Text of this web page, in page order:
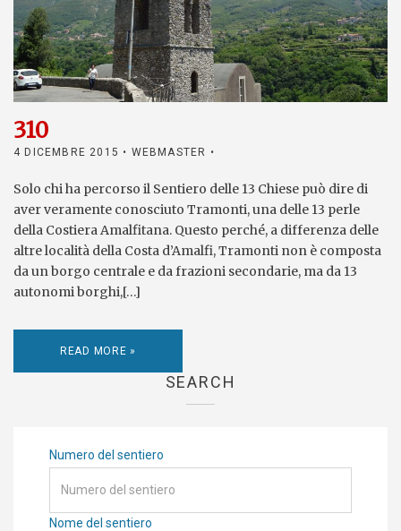
310
4 DICEMBRE 2015 • WEBMASTER •
Solo chi ha percorso il Sentiero delle 13 Chiese può dire di
aver veramente conosciuto Tramonti, una delle 13 perle
della Costiera Amalfitana. Questo perché, a differenza delle
altre località della Costa d’Amalfi, Tramonti non è composta
da un borgo centrale e da frazioni secondarie, ma da 13
autonomi borghi,[…]
READ MORE »
SEARCH
Numero del sentiero
Nome del sentiero